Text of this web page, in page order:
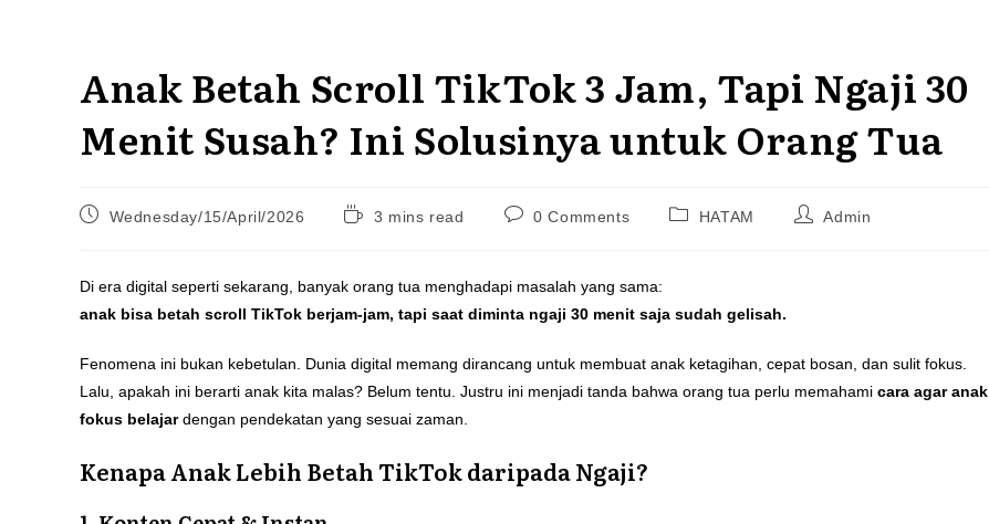
Anak Betah Scroll TikTok 3 Jam, Tapi Ngaji 30
Menit Susah? Ini Solusinya untuk Orang Tua
PostWednesday/15/April/2026
Reading3 mins read
Post0 Comments
PostHATAM
PostAdmin
Di era digital seperti sekarang, banyak orang tua menghadapi masalah yang sama:
anak bisa betah scroll TikTok berjam-jam, tapi saat diminta ngaji 30 menit saja sudah gelisah.
Fenomena ini bukan kebetulan. Dunia digital memang dirancang untuk membuat anak ketagihan, cepat bosan, dan sulit fokus.
Lalu, apakah ini berarti anak kita malas? Belum tentu. Justru ini menjadi tanda bahwa orang tua perlu memahami cara agar anak
fokus belajardengan pendekatan yang sesuai zaman.
Kenapa Anak Lebih Betah TikTok daripada Ngaji?